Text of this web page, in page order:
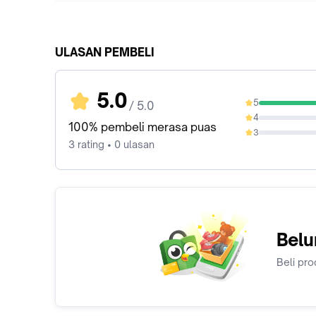
ULASAN PEMBELI
5.0 / 5.0
100% pembeli merasa puas
3 rating • 0 ulasan
5
100%
4
0%
3
0%
Beli